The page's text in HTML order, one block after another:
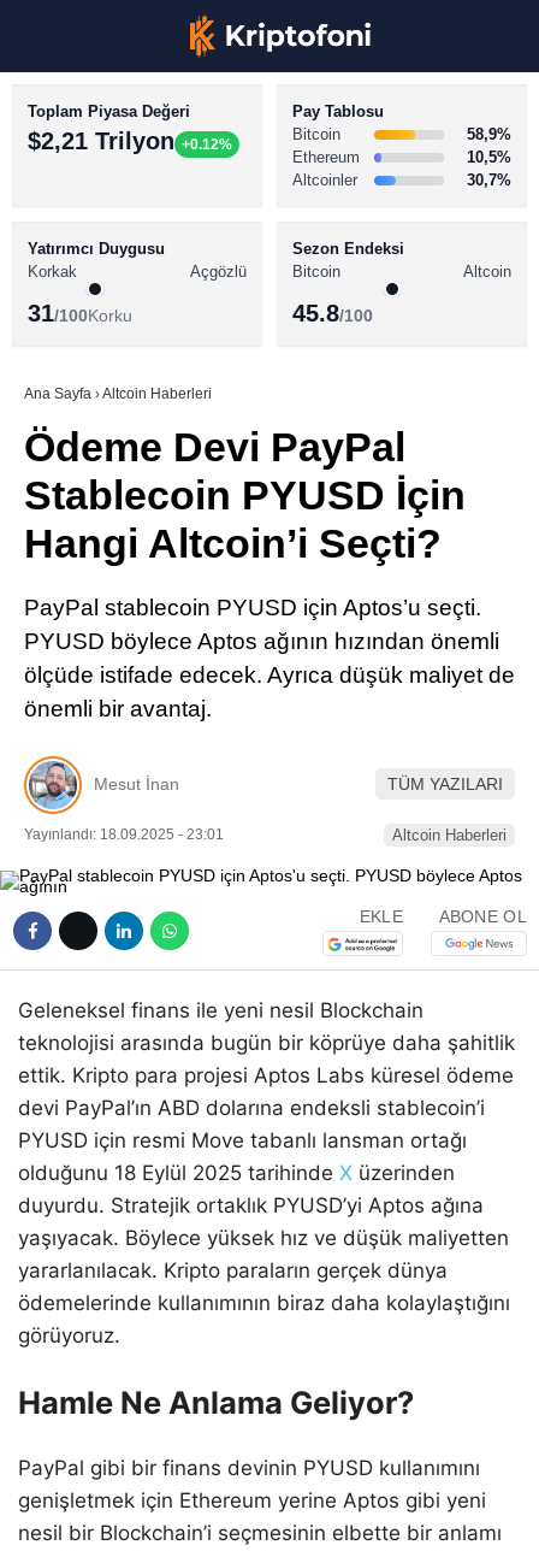
Youtube
TikTok
Pinterest
LinkedIn
BİTCOİN HABERLERİ
ALTCOİN HABERLERİ
SÖZLÜK
Toplam Piyasa Değeri
$2,21 Trilyon +0.12%
Pay Tablosu
Bitcoin
58,9%
Ethereum
10,5%
Altcoinler
30,7%
Yatırımcı Duygusu
Korkak
Açgözlü
31/100Korku
Sezon Endeksi
Bitcoin
Altcoin
45.8/100
Ana Sayfa ›Altcoin Haberleri
Ödeme Devi PayPal
Stablecoin PYUSD İçin
Hangi Altcoin’i Seçti?
PayPal stablecoin PYUSD için Aptos’u seçti.
PYUSD böylece Aptos ağının hızından önemli
ölçüde istifade edecek. Ayrıca düşük maliyet de
önemli bir avantaj.
Mesut İnan TÜM YAZILARI
Yayınlandı: 18.09.2025 - 23:01 Altcoin Haberleri
EKLE ABONE OL
Geleneksel finans ile yeni nesil Blockchain
teknolojisi arasında bugün bir köprüye daha şahitlik
ettik. Kripto para projesi Aptos Labs küresel ödeme
devi PayPal’ın ABD dolarına endeksli stablecoin’i
PYUSD için resmi Move tabanlı lansman ortağı
olduğunu 18 Eylül 2025 tarihinde X üzerinden
duyurdu. Stratejik ortaklık PYUSD’yi Aptos ağına
yaşıyacak. Böylece yüksek hız ve düşük maliyetten
yararlanılacak. Kripto paraların gerçek dünya
ödemelerinde kullanımının biraz daha kolaylaştığını
görüyoruz.
Hamle Ne Anlama Geliyor?
PayPal gibi bir finans devinin PYUSD kullanımını
genişletmek için Ethereum yerine Aptos gibi yeni
nesil bir Blockchain’i seçmesinin elbette bir anlamı